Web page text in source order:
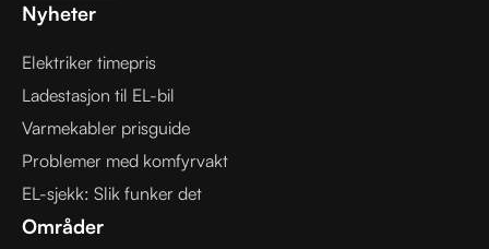
Nyheter
Elektriker timepris
Ladestasjon til EL-bil
Varmekabler prisguide
Problemer med komfyrvakt
EL-sjekk: Slik funker det
Områder